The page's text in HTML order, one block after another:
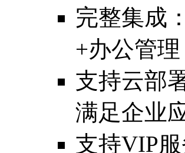
完整集成
+办公管
支持云部
满足企业
支持VIP